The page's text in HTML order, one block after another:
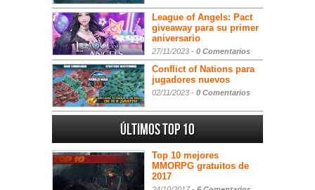
League of Angels: Pact
giveaway para su primer
aniversario
27/11/2023 - 0 Comentarios
Conflict of Nations para
jugadores nuevos
02/11/2023 - 0 Comentarios
Últimos Top 10
Top 10 mejores
MMORPG gratuitos de
2017